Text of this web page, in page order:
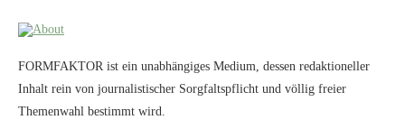
FORMFAKTOR ist ein unabhängiges Medium, dessen redaktioneller
Inhalt rein von journalistischer Sorgfaltspflicht und völlig freier
Themenwahl bestimmt wird.